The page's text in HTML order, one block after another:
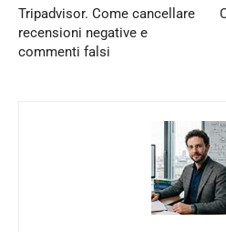
Tripadvisor. Come cancellare
recensioni negative e
commenti falsi